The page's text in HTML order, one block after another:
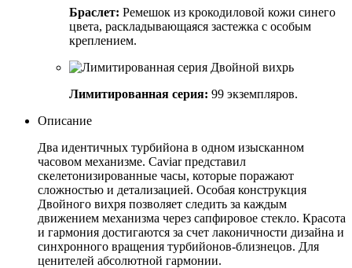
Браслет: Ремешок из крокодиловой кожи синего
цвета, раскладывающаяся застежка с особым
креплением.
Лимитированная серия: 99 экземпляров.
Описание
Два идентичных турбийона в одном изысканном
часовом механизме. Caviar представил
скелетонизированные часы, которые поражают
сложностью и детализацией. Особая конструкция
Двойного вихря позволяет следить за каждым
движением механизма через сапфировое стекло. Красота
и гармония достигаются за счет лаконичности дизайна и
синхронного вращения турбийонов-близнецов. Для
ценителей абсолютной гармонии.